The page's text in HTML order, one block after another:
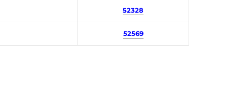
52328
52569